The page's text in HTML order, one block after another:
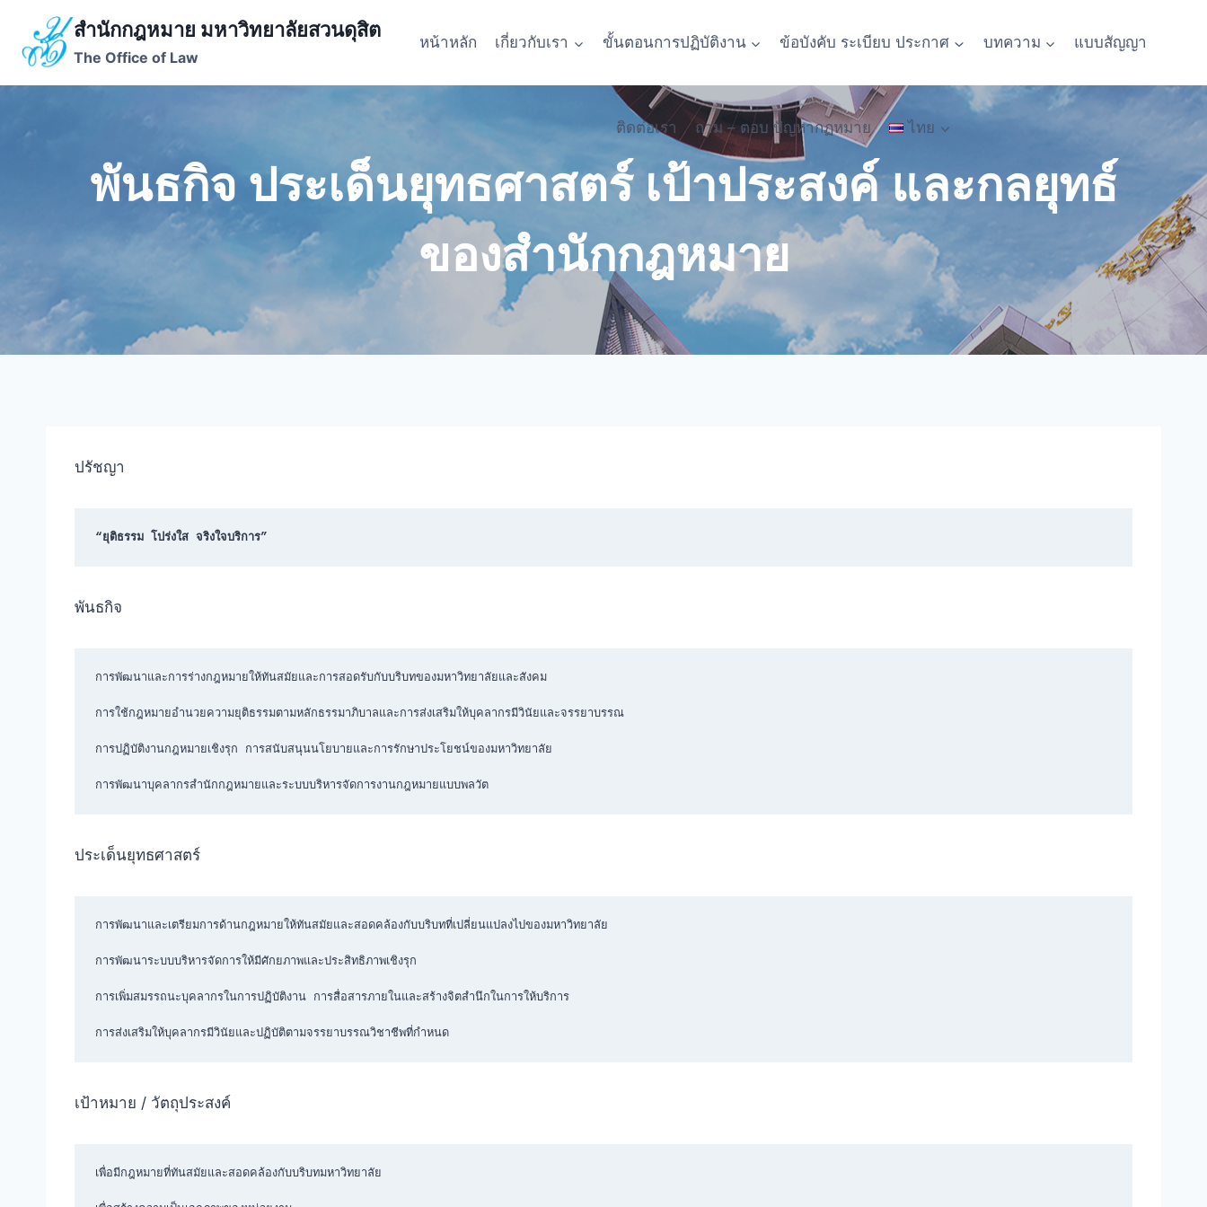
content
สำนักกฎหมาย มหาวิทยาลัยสวนดุสิต
The Office of Law
หน้าหลัก เกี่ยวกับเรา ขั้นตอนการปฏิบัติงาน ข้อบังคับ ระเบียบ ประกาศ บทความ แบบสัญญา
ติดต่อเรา ถาม – ตอบ ปัญหากฏหมาย ไทย
พันธกิจ ประเด็นยุทธศาสตร์ เป้าประสงค์ และกลยุทธ์
ของสำนักกฎหมาย
ปรัชญา
“ยุติธรรม โปร่งใส จริงใจบริการ”
พันธกิจ
การพัฒนาและการร่างกฎหมายให้ทันสมัยและการสอดรับกับบริบทของมหาวิทยาลัยและสังคม
การใช้กฎหมายอำนวยความยุติธรรมตามหลักธรรมาภิบาลและการส่งเสริมให้บุคลากรมีวินัยและจรรยาบรรณ
การปฏิบัติงานกฎหมายเชิงรุก การสนับสนุนนโยบายและการรักษาประโยชน์ของมหาวิทยาลัย
การพัฒนาบุคลากรสำนักกฎหมายและระบบบริหารจัดการงานกฎหมายแบบพลวัต
ประเด็นยุทธศาสตร์
การพัฒนาและเตรียมการด้านกฎหมายให้ทันสมัยและสอดคล้องกับบริบทที่เปลี่ยนแปลงไปของมหาวิทยาลัย
การพัฒนาระบบบริหารจัดการให้มีศักยภาพและประสิทธิภาพเชิงรุก
การเพิ่มสมรรถนะบุคลากรในการปฏิบัติงาน การสื่อสารภายในและสร้างจิตสำนึกในการให้บริการ
การส่งเสริมให้บุคลากรมีวินัยและปฏิบัติตามจรรยาบรรณวิชาชีพที่กำหนด
เป้าหมาย / วัตถุประสงค์
เพื่อมีกฎหมายที่ทันสมัยและสอดคล้องกับบริบทมหาวิทยาลัย